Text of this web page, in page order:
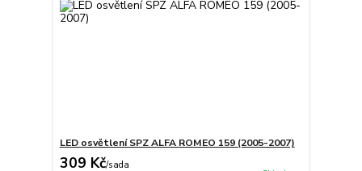
LED osvětlení SPZ ALFA ROMEO 159 (2005-2007)
309 Kč/sada